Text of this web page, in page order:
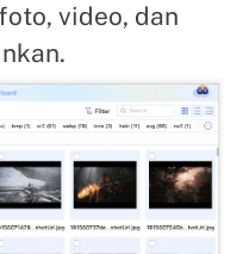
video, dan